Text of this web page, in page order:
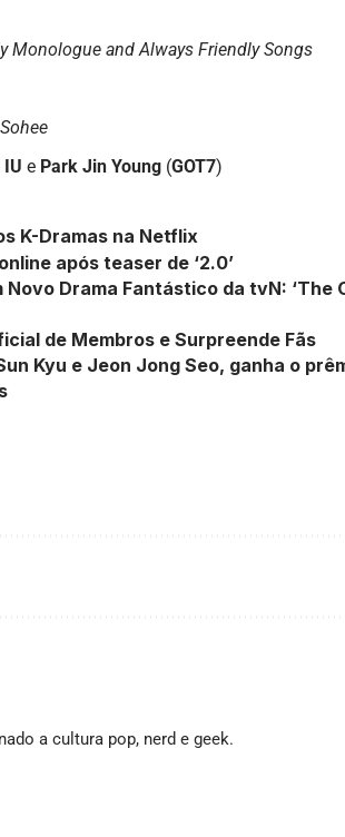
Monologue and Always Friendly Songs
e Park Jin Young (GOT7)
K-Dramas na Netflix
após teaser de ‘2.0’
Novo Drama Fantástico da tvN: ‘The
de Membros e Surpreende Fãs
Kyu e Jeon Jong Seo, ganha o
a cultura pop, nerd e geek.